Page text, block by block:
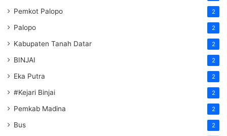
Pemkot Palopo 2
Palopo 2
Kabupaten Tanah Datar 2
BINJAI 2
Eka Putra 2
#Kejari Binjai 2
Pemkab Madina 2
Bus 2